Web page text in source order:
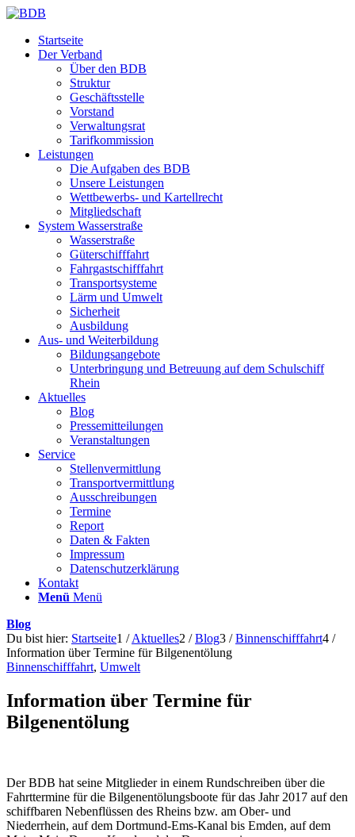
Startseite
Der Verband
Über den BDB
Struktur
Geschäftsstelle
Vorstand
Verwaltungsrat
Tarifkommission
Leistungen
Die Aufgaben des BDB
Unsere Leistungen
Wettbewerbs- und Kartellrecht
Mitgliedschaft
System Wasserstraße
Wasserstraße
Güterschifffahrt
Fahrgastschifffahrt
Transportsysteme
Lärm und Umwelt
Sicherheit
Ausbildung
Aus- und Weiterbildung
Bildungsangebote
Unterbringung und Betreuung auf dem Schulschiff
Rhein
Aktuelles
Blog
Pressemitteilungen
Veranstaltungen
Service
Stellenvermittlung
Transportvermittlung
Ausschreibungen
Termine
Report
Daten & Fakten
Impressum
Datenschutzerklärung
Kontakt
Menü Menü
Blog
Du bist hier: Startseite1 / Aktuelles2 / Blog3 / Binnenschifffahrt4 /
Information über Termine für Bilgenentölung
Binnenschifffahrt, Umwelt
Information über Termine für
Bilgenentölung
Der BDB hat seine Mitglieder in einem Rundschreiben über die
Fahrttermine für die Bilgenentölungsboote für das Jahr 2017 auf den
schiffbaren Nebenflüssen des Rheins bzw. am Ober- und
Niederrhein, auf dem Dortmund-Ems-Kanal bis Emden, auf dem